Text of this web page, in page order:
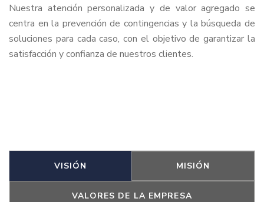
Nuestra atención personalizada y de valor agregado se
centra en la prevención de contingencias y la búsqueda de
soluciones para cada caso, con el objetivo de garantizar la
satisfacción y confianza de nuestros clientes.
VISIÓN MISIÓN
VALORES DE LA EMPRESA